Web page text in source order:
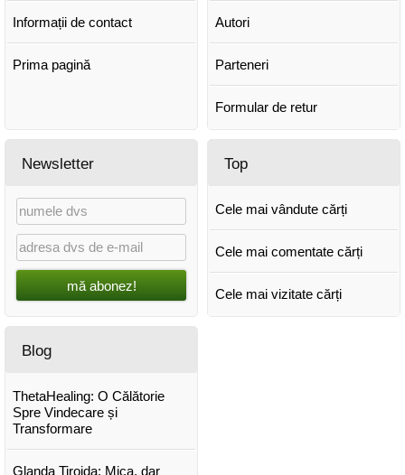
Informații de contact
Prima pagină
Autori
Parteneri
Formular de retur
Newsletter
mă abonez!
Top
Cele mai vândute cărți
Cele mai comentate cărți
Cele mai vizitate cărți
Blog
ThetaHealing: O Călătorie
Spre Vindecare și
Transformare
Glanda Tiroida: Mica, dar